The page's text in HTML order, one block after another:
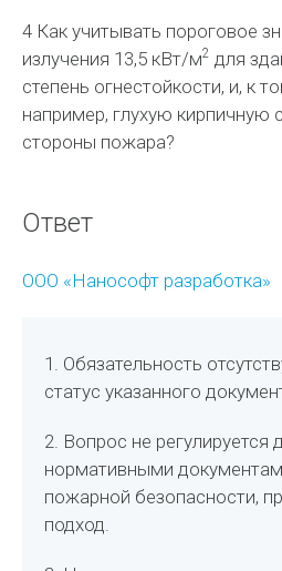
4 Как учитывать пороговое
излучения 13,5 кВт/м2 для
степень огнестойкости, и, к
например, глухую кирпичную
стороны пожара?
Ответ
ООО «Нанософт разработка»
1. Обязательность
статус указанного
2. Вопрос не
нормативными
пожарной безопасности,
подход.